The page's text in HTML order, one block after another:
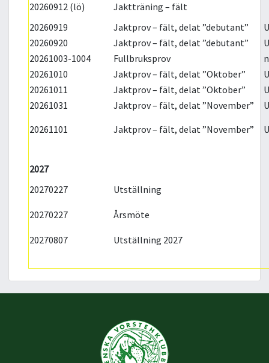
20260912 (lö)
Jaktträning – fält
20260919
Jaktprov – fält, delat ”debutant”
20260920
Jaktprov – fält, delat ”debutant”
20261003-1004
Fullbruksprov
20261010
Jaktprov – fält, delat ”Oktober”
20261011
Jaktprov – fält, delat ”Oktober”
20261031
Jaktprov – fält, delat ”November”
20261101
Jaktprov – fält, delat ”November”
2027
20270227
Utställning
20270227 Årsmöte
20270807 Utställning 2027